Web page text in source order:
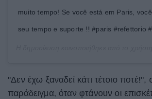
muito tempo! Se você está em Paris,
seu tempo e suporte !! #paris #refettorio
"Δεν έχω ξαναδεί κάτι τέτοιο ποτέ!",
παράδειγμα, όταν φτάνουν οι